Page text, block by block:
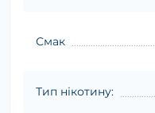
Смак
Тип нікотину: